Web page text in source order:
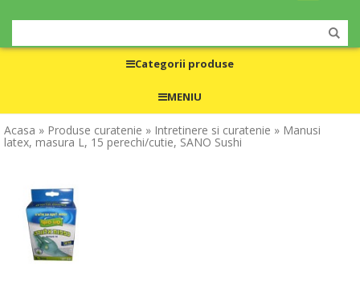
Categorii produse
MENIU
Acasa » Produse curatenie » Intretinere si curatenie » Manusi
latex, masura L, 15 perechi/cutie, SANO Sushi